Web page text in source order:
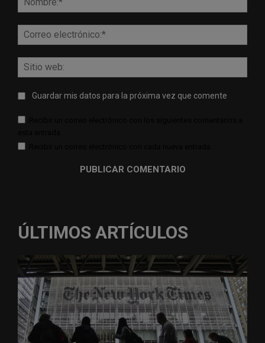
Guardar mis datos para la próxima vez que comente
ÚLTIMOS ARTÍCULOS